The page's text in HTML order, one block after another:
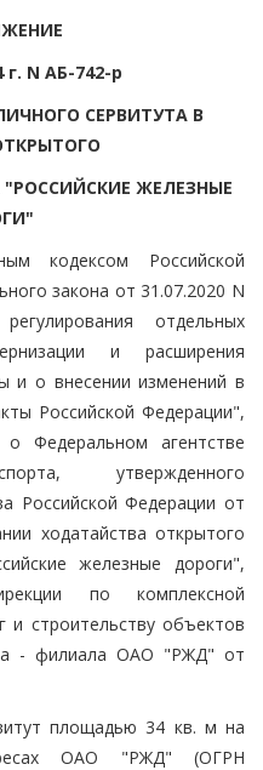
г. N АБ-742-р
СЕРВИТУТА В
ЖЕЛЕЗНЫЕ
кодексом Российской
закона от 31.07.2020 N
отдельных
и расширения
и о внесении изменений в
Российской Федерации",
Федеральном агентстве
утвержденного
Российской Федерации от
ходатайства открытого
железные дороги",
по комплексной
и строительству объектов
- филиала ОАО "РЖД" от
площадью 34 кв. м на
ОАО "РЖД" (ОГРН